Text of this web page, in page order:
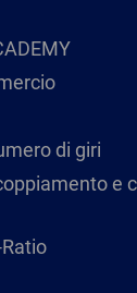
di giri
e